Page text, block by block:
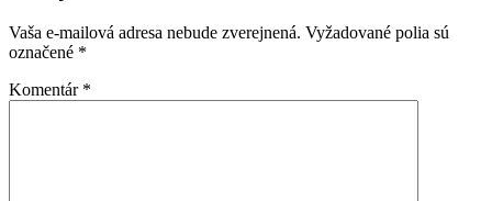
Vaša e-mailová adresa nebude zverejnená. Vyžadované polia sú
označené *
Komentár *